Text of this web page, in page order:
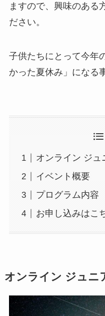
ますので、興味のある
ださい。
子供たちにとって今年
かった夏休み」になる
オンライン ジュ
イベント概要
プログラム内容
お申し込みはこ
オンライン ジュニ